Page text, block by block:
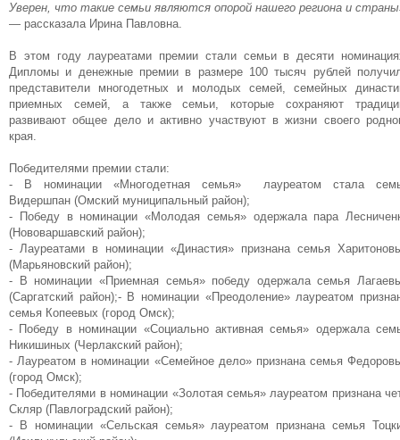
Уверен, что такие семьи являются опорой нашего региона и
— рассказала Ирина Павловна.
В этом году лауреатами премии стали семьи в десяти
Дипломы и денежные премии в размере 100 тысяч рублей
представители многодетных и молодых семей, семейных
приемных семей, а также семьи, которые сохраняют
развивают общее дело и активно участвуют в жизни своего
края.
Победителями премии стали:
- В номинации «Многодетная семья» лауреатом стала
Видершпан (Омский муниципальный район);
- Победу в номинации «Молодая семья» одержала пара
(Нововаршавский район);
- Лауреатами в номинации «Династия» признана семья
(Марьяновский район);
- В номинации «Приемная семья» победу одержала семья
(Саргатский район);- В номинации «Преодоление» лауреатом
семья Копеевых (город Омск);
- Победу в номинации «Социально активная семья» одержала
Никишиных (Черлакский район);
- Лауреатом в номинации «Семейное дело» признана семья
(город Омск);
- Победителями в номинации «Золотая семья» лауреатом признана
Скляр (Павлоградский район);
- В номинации «Сельская семья» лауреатом признана семья